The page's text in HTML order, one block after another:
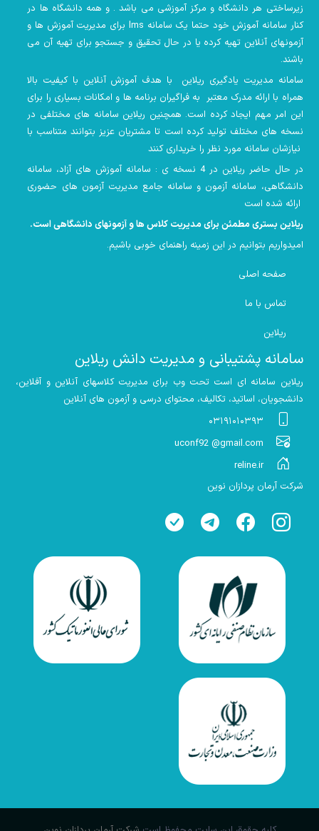
زیرساختی هر دانشگاه و مرکز آموزشی می باشد . و همه دانشگاه ها در
کنار سامانه آموزش خود حتما یک سامانه lms
برای مدیریت آموزش ها و
آزمونهای آنلاین تهیه کرده یا در حال تحقیق و جستجو برای تهیه آن می
باشند.
سامانه مدیریت یادگیری ریلاین با هدف آموزش آنلاین با کیفیت بالا
همراه با ارائه مدرک معتبر به فراگیران برنامه ها و امکانات بسیاری را برای
این امر مهم ایجاد کرده است. همچنین ریلاین سامانه های مختلفی در
نسخه های مختلف تولید کرده است تا مشتریان عزیز بتوانند متناسب با
در حال حاضر ریلاین در 4 نسخه ی : سامانه آموزش های آزاد، سامانه
دانشگاهی، سامانه آزمون و سامانه جامع مدیریت آزمون های حضوری
ریلاین بستری مطمئن برای مدیریت کلاس ها و آزمونهای دانشگاهی است.
امیدواریم بتوانیم در این زمینه راهنمای خوبی باشیم.
صفحه اصلی
تماس با ما
ریلاین
سامانه پشتیبانی و مدیریت دانش ریلاین
ریلاین سامانه ای است تحت وب برای مدیریت کلاسهای آنلاین و آفلاین،
دانشجویان، اساتید، تکالیف، محتوای درسی و آزمون های آنلاین
۰۳۱۹۱۰۱۰۳۹۳
uconf92 @gmail.com
reline.ir
شرکت آرمان پردازان نوین